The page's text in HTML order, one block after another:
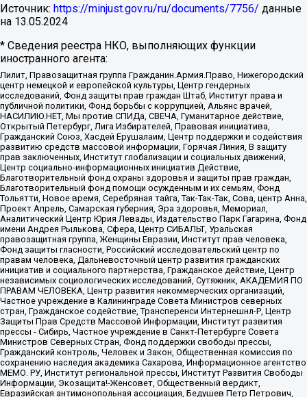
Источник: https://minjust.gov.ru/ru/documents/7756/ данные
на 13.05.2024
* Сведения реестра НКО, выполняющих функции
иностранного агента:
Лилит, Правозащитная группа Гражданин.Армия.Право, Нижегородский
центр немецкой и европейской культуры, Центр гендерных
исследований, Фонд защиты прав граждан Штаб, Институт права и
публичной политики, Фонд борьбы с коррупцией, Альянс врачей,
НАСИЛИЮ.НЕТ, Мы против СПИДа, СВЕЧА, Гуманитарное действие,
Открытый Петербург, Лига Избирателей, Правовая инициатива,
Гражданский Союз, Хасдей Ерушалаим, Центр поддержки и содействия
развитию средств массовой информации, Горячая Линия, В защиту
прав заключенных, Институт глобализации и социальных движений,
Центр социально-информационных инициатив Действие,
Благотворительный фонд охраны здоровья и защиты прав граждан,
Благотворительный фонд помощи осужденным и их семьям, Фонд
Тольятти, Новое время, Серебряная тайга, Так-Так-Так, Сова, центр Анна,
Проект Апрель, Самарская губерния, Эра здоровья, Мемориал,
Аналитический Центр Юрия Левады, Издательство Парк Гагарина, Фонд
имени Андрея Рылькова, Сфера, Центр СИБАЛЬТ, Уральская
правозащитная группа, Женщины Евразии, Институт прав человека,
Фонд защиты гласности, Российский исследовательский центр по
правам человека, Дальневосточный центр развития гражданских
инициатив и социального партнерства, Гражданское действие, Центр
независимых социологических исследований, Сутяжник, АКАДЕМИЯ ПО
ПРАВАМ ЧЕЛОВЕКА, Центр развития некоммерческих организаций,
Частное учреждение в Калининграде Совета Министров северных
стран, Гражданское содействие, Трансперенси Интернешнл-Р, Центр
Защиты Прав Средств Массовой Информации, Институт развития
прессы - Сибирь, Частное учреждение в Санкт-Петербурге Совета
Министров Северных Стран, Фонд поддержки свободы прессы,
Гражданский контроль, Человек и Закон, Общественная комиссия по
сохранению наследия академика Сахарова, Информационное агентство
МЕМО. РУ, Институт региональной прессы, Институт Развития Свободы
Информации, Экозащита!-Женсовет, Общественный вердикт,
Евразийская антимонопольная ассоциация, Бедушев Петр Петрович,